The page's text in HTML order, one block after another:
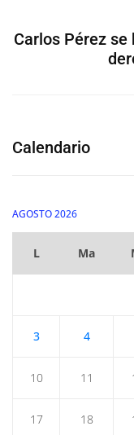
Carlos Pérez
Calendario
AGOSTO 2026
L Ma
3 4
10 11
17 18